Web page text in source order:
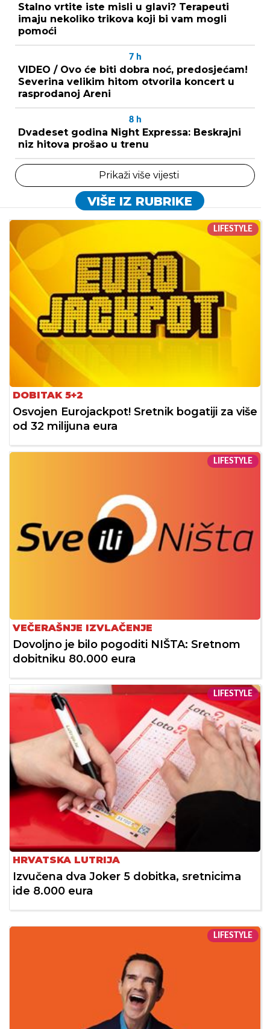
Stalno vrtite iste misli u glavi? Terapeuti
imaju nekoliko trikova koji bi vam mogli
pomoći
7 h
VIDEO / Ovo će biti dobra noć, predosjećam!
Severina velikim hitom otvorila koncert u
rasprodanoj Areni
8 h
Dvadeset godina Night Expressa: Beskrajni
niz hitova prošao u trenu
Prikaži više vijesti
VIŠE IZ RUBRIKE
LIFESTYLE
DOBITAK 5+2
Osvojen Eurojackpot! Sretnik bogatiji za više
od 32 milijuna eura
LIFESTYLE
VEČERAŠNJE IZVLAČENJE
Dovoljno je bilo pogoditi NIŠTA: Sretnom
dobitniku 80.000 eura
LIFESTYLE
HRVATSKA LUTRIJA
Izvučena dva Joker 5 dobitka, sretnicima
ide 8.000 eura
LIFESTYLE